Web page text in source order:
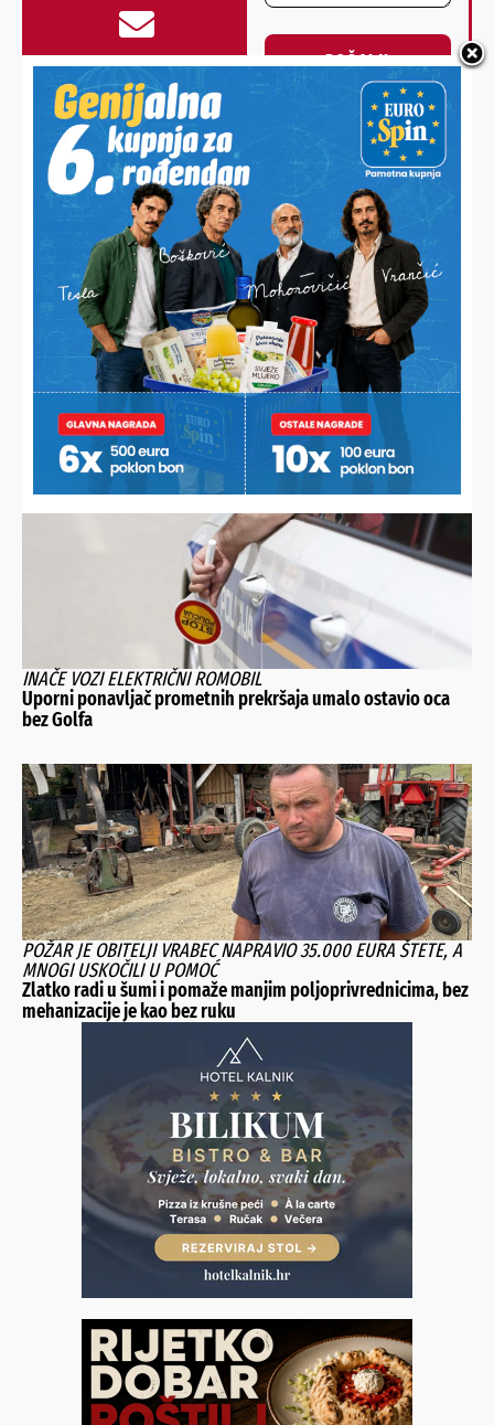
POŠALJI
NAJNOVIJE VIJESTI
PRIKAZAN I DOKUMENTARNI FILM O OSLOBAĐANJU KARAULE
U FERDINANDOVCU
Slavi se 35. obljetnica osnutka podravskih braniteljskih
postrojbi
INAČE VOZI ELEKTRIČNI ROMOBIL
Uporni ponavljač prometnih prekršaja umalo ostavio oca
bez Golfa
POŽAR JE OBITELJI VRABEC NAPRAVIO 35.000 EURA ŠTETE, A
MNOGI USKOČILI U POMOĆ
Zlatko radi u šumi i pomaže manjim poljoprivrednicima, bez
mehanizacije je kao bez ruku